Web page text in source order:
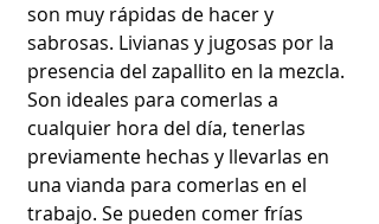
son muy rápidas de hacer y
sabrosas. Livianas y jugosas por la
presencia del zapallito en la mezcla.
Son ideales para comerlas a
cualquier hora del día, tenerlas
previamente hechas y llevarlas en
una vianda para comerlas en el
trabajo. Se pueden comer frías